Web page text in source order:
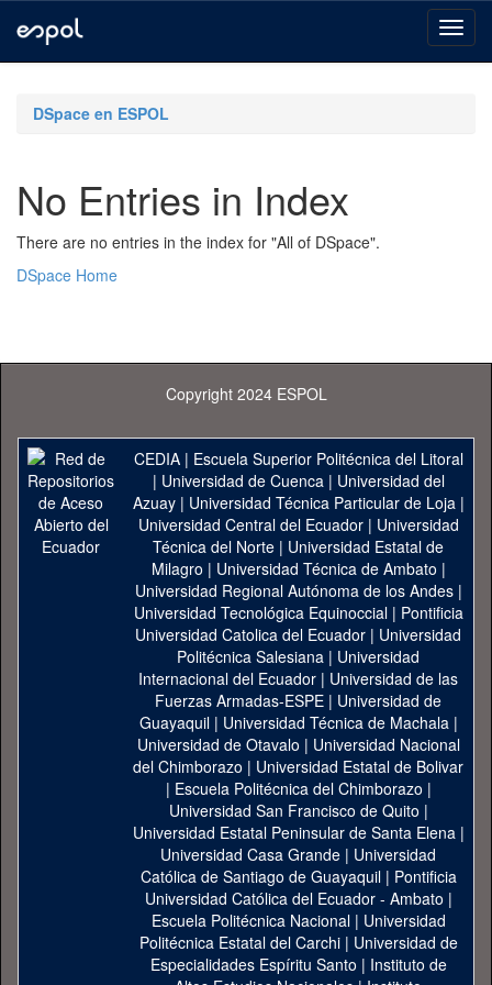
navigationDSpace en ESPOL
No Entries in Index
There are no entries in the index for "All of DSpace".
DSpace Home
Copyright 2024 ESPOL
CEDIA| Escuela Superior Politécnica del Litoral
| Universidad de Cuenca| Universidad del
Azuay| Universidad Técnica Particular de Loja|
Universidad Central del Ecuador| Universidad
Técnica del Norte | Universidad Estatal de
Milagro | Universidad Técnica de Ambato |
Universidad Regional Autónoma de los Andes|
Universidad Tecnológica Equinoccial| Pontificia
Universidad Catolica del Ecuador | Universidad
Politécnica Salesiana | Universidad
Internacional del Ecuador | Universidad de las
Fuerzas Armadas-ESPE | Universidad de
Guayaquil| Universidad Técnica de Machala|
Universidad de Otavalo | Universidad Nacional
del Chimborazo | Universidad Estatal de Bolivar
| Escuela Politécnica del Chimborazo |
Universidad San Francisco de Quito |
Universidad Estatal Peninsular de Santa Elena|
Universidad Casa Grande | Universidad
Católica de Santiago de Guayaquil| Pontificia
Universidad Católica del Ecuador - Ambato |
Escuela Politécnica Nacional| Universidad
Politécnica Estatal del Carchi| Universidad de
Especialidades Espíritu Santo | Instituto de